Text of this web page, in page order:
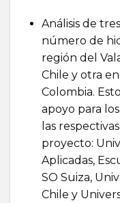
Análisis de
número de
región del
Chile y otra
Colombia.
apoyo para
las
proyecto:
Aplicadas,
SO Suiza,
Chile y